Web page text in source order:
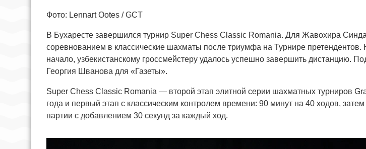
Фото: Lennart Ootes / GCT
В Бухаресте завершился турнир Super Chess Classic Romania. Для Жавохира
соревнованием в классические шахматы после триумфа на Турнире претендентов.
начало, узбекистанскому гроссмейстеру удалось успешно завершить дистанцию.
Георгия Шванова для «Газеты».
Super Chess Classic Romania — второй этап элитной серии шахматных турниров
года и первый этап с классическим контролем времени: 90 минут на 40 ходов,
партии с добавлением 30 секунд за каждый ход.